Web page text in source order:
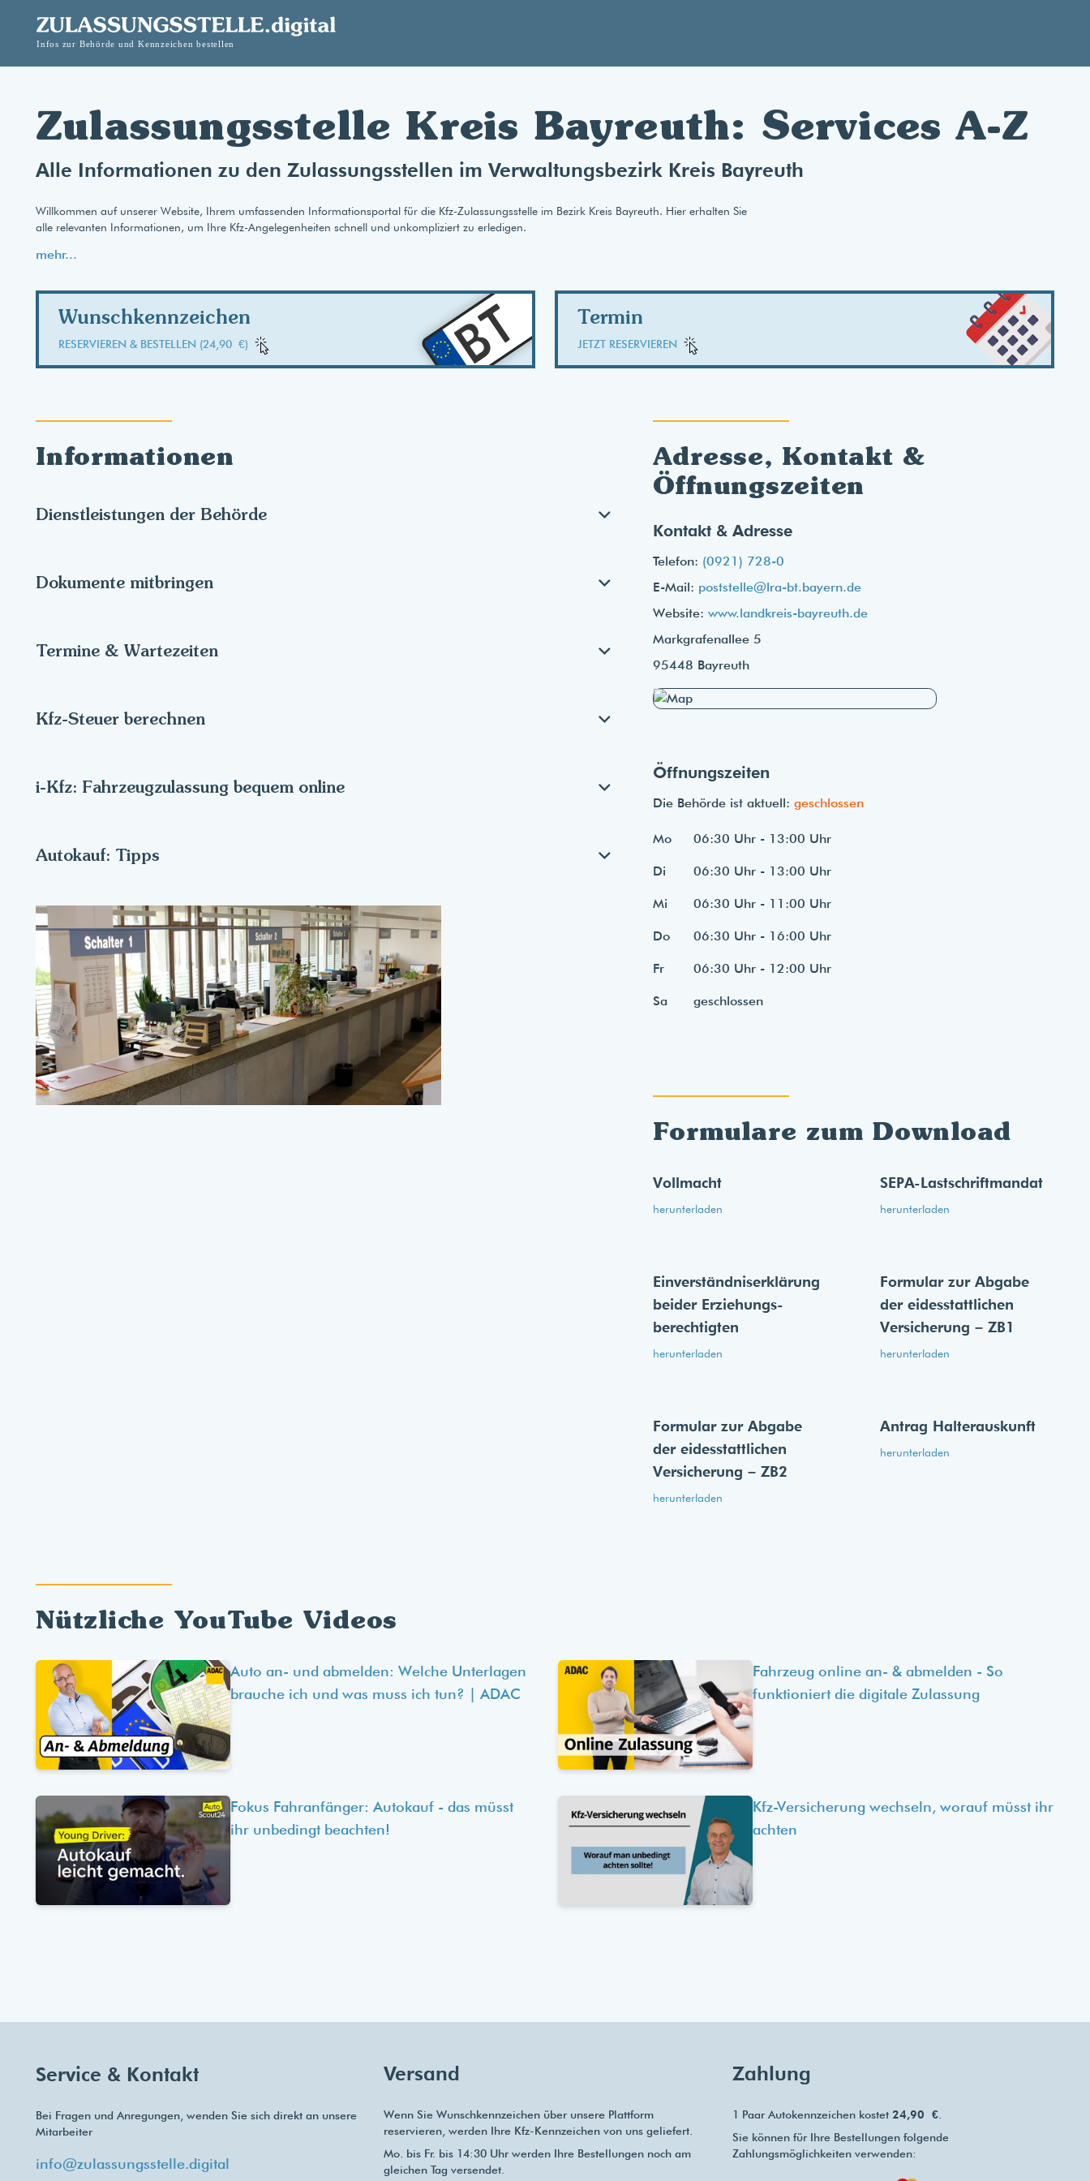
Zulassungsstelle Kreis Bayreuth: Services A-Z
Alle Informationen zu den Zulassungsstellen im Verwaltungsbezirk Kreis Bayreuth
Willkommen auf unserer Website, Ihrem umfassenden Informationsportal für die Kfz-Zulassungsstelle im Bezirk Kreis Bayreuth. Hier erhalten Sie
alle relevanten Informationen, um Ihre Kfz-Angelegenheiten schnell und unkompliziert zu erledigen.
mehr...
Wunschkennzeichen
RESERVIEREN & BESTELLEN (24,90 €) BT
ABTermin
JETZT RESERVIEREN
Informationen
Dienstleistungen der Behörde
Dokumente mitbringen
Termine & Wartezeiten
Kfz-Steuer berechnen
i-Kfz: Fahrzeugzulassung bequem online
Autokauf: Tipps
Adresse, Kontakt &
Öffnungszeiten
Kontakt & Adresse
Telefon: (0921) 728-0
E-Mail: poststelle@lra-bt.bayern.de
Website: www.landkreis-bayreuth.de
Markgrafenallee 5
95448 Bayreuth
Öffnungszeiten
Die Behörde ist aktuell: geschlossen
Mo 06:30 Uhr - 13:00 Uhr
Di 06:30 Uhr - 13:00 Uhr
Mi 06:30 Uhr - 11:00 Uhr
Do 06:30 Uhr - 16:00 Uhr
Fr 06:30 Uhr - 12:00 Uhr
Sa geschlossen
Formulare zum Download
Vollmacht
herunterladen
SEPA-Lastschriftmandat
herunterladen
Einverständnis­erklärung
beider Erziehungs­
berechtigten
herunterladen
Formular zur Abgabe
der eides­stattlichen
Versicherung – ZB1
herunterladen
Formular zur Abgabe
der eides­stattlichen
Versicherung – ZB2
herunterladen
Antrag Halterauskunft
herunterladen
Nützliche YouTube Videos
Auto an- und abmelden: Welche Unterlagen
brauche ich und was muss ich tun? | ADAC
Fahrzeug online an- & abmelden - So
funktioniert die digitale Zulassung
Fokus Fahranfänger: Autokauf - das müsst
ihr unbedingt beachten!
Kfz-Versicherung wechseln, worauf müsst ihr
achten
Service & Kontakt
Bei Fragen und Anregungen, wenden Sie sich direkt an unsere
Mitarbeiter
info@zulassungsstelle.digital
Versand
Wenn Sie Wunschkennzeichen über unsere Plattform
reservieren, werden Ihre Kfz-Kennzeichen von uns geliefert.
Mo. bis Fr. bis 14:30 Uhr werden Ihre Bestellungen noch am
gleichen Tag versendet.
Zahlung
1 Paar Autokennzeichen kostet 24,90 €.
Sie können für Ihre Bestellungen folgende
Zahlungsmöglichkeiten verwenden: